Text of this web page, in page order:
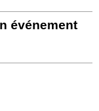
événement